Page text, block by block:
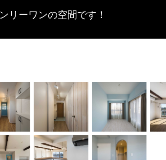
リーワンの空間です！